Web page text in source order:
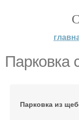
Парковка
Парковка из